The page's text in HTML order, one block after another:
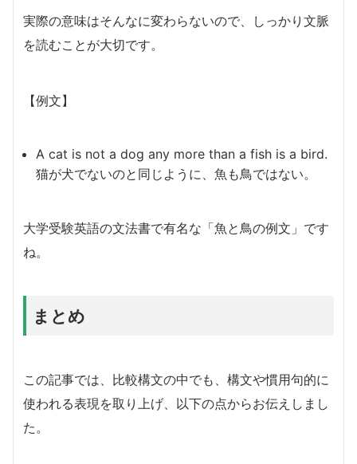
実際の意味はそんなに変わらないので、しっかり文脈
を読むことが大切です。
【例文】
A cat is not a dog any more than a fish is a bird.
猫が犬でないのと同じように、魚も鳥ではない。
大学受験英語の文法書で有名な「魚と鳥の例文」です
ね。
まとめ
この記事では、比較構文の中でも、構文や慣用句的に
使われる表現を取り上げ、以下の点からお伝えしまし
た。